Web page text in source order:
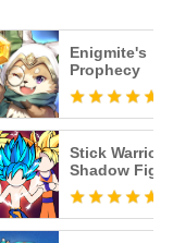
Enigmite's
Prophecy
Stick Warriors
Shadow Fight